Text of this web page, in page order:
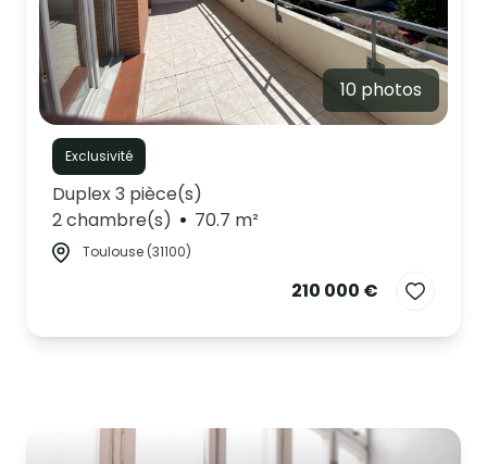
10 photos
Exclusivité
Duplex 3 pièce(s)
2 chambre(s)
70.7 m²
Toulouse (31100)
210 000 €